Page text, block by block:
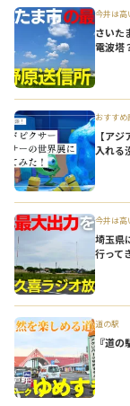
今井は高
さいた
電波塔
おすすめ
【ア
入れる
今井は高
埼玉県
行って
道の駅
『道